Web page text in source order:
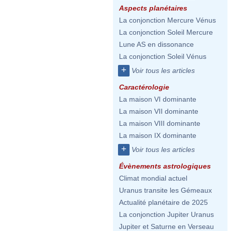
Aspects planétaires
La conjonction Mercure Vénus
La conjonction Soleil Mercure
Lune AS en dissonance
La conjonction Soleil Vénus
+ Voir tous les articles
Caractérologie
La maison VI dominante
La maison VII dominante
La maison VIII dominante
La maison IX dominante
+ Voir tous les articles
Évènements astrologiques
Climat mondial actuel
Uranus transite les Gémeaux
Actualité planétaire de 2025
La conjonction Jupiter Uranus
Jupiter et Saturne en Verseau